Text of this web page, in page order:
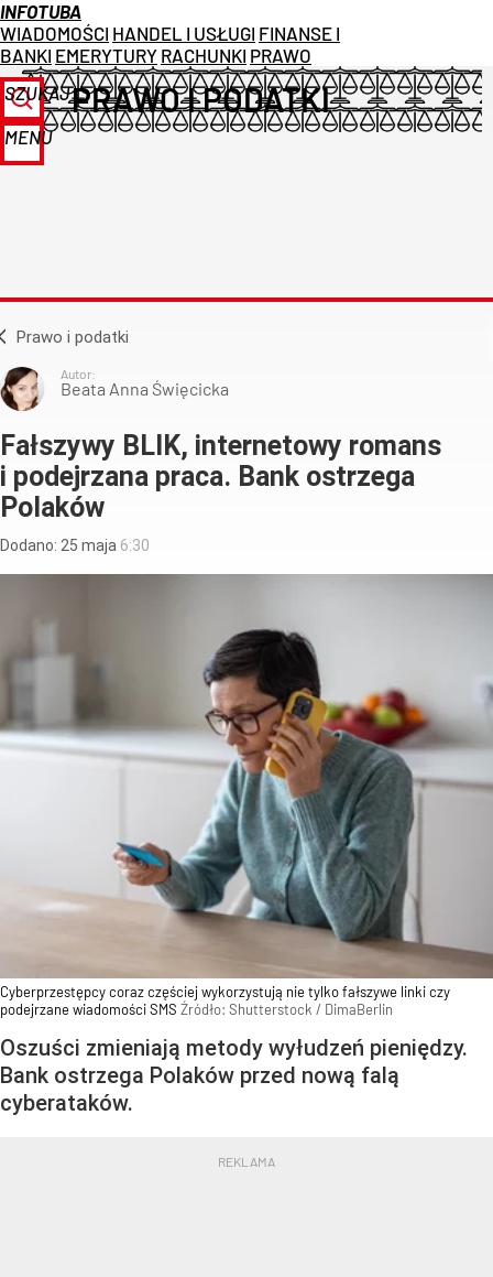
INFOTUBA
WIADOMOŚCI HANDEL I USŁUGI FINANSE I
BANKI EMERYTURY RACHUNKI PRAWO
SZUKAJ
MENU
PRAWO I PODATKI
Prawo i podatki
Autor:
Beata Anna Święcicka
Fałszywy BLIK, internetowy romans
i podejrzana praca. Bank ostrzega
Polaków
Dodano: 25 maja 6:30
Cyberprzestępcy coraz częściej wykorzystują nie tylko fałszywe linki czy
podejrzane wiadomości SMS Źródło: Shutterstock / DimaBerlin
Oszuści zmieniają metody wyłudzeń pieniędzy.
Bank ostrzega Polaków przed nową falą
cyberataków.